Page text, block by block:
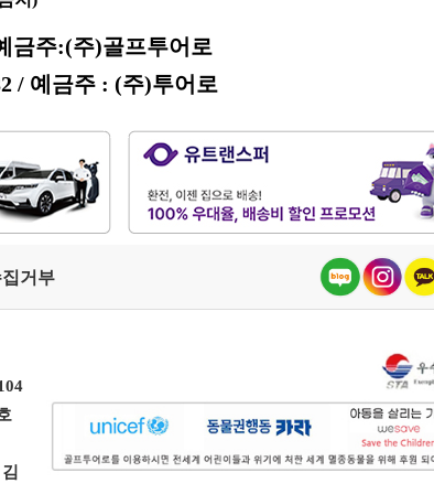
금주:(주)골프투어로
/ 예금주 : (주)투어로
거부